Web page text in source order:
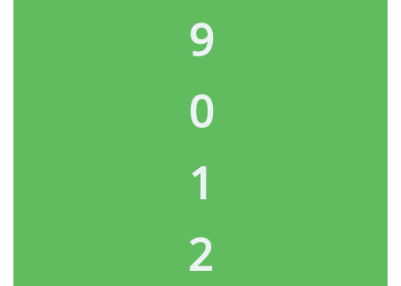
9
0
1
2